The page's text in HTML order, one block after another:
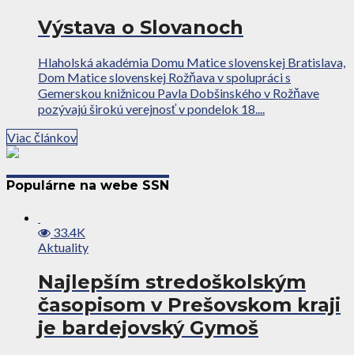
Výstava o Slovanoch
Hlaholská akadémia Domu Matice slovenskej Bratislava,
Dom Matice slovenskej Rožňava v spolupráci s
Gemerskou knižnicou Pavla Dobšinského v Rožňave
pozývajú širokú verejnosť v pondelok 18....
Viac článkov
Populárne na webe SSN
33.4K
Aktuality
Najlepším stredoškolským
časopisom v Prešovskom kraji
je bardejovský Gymoš